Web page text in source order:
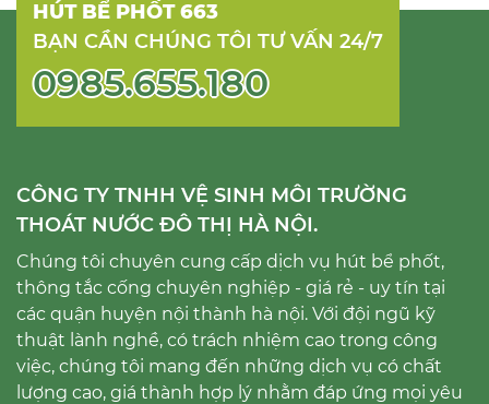
HÚT BỂ PHỐT 663
BẠN CẦN CHÚNG TÔI TƯ VẤN 24/7
0985.655.180
CÔNG TY TNHH VỆ SINH MÔI TRƯỜNG
THOÁT NƯỚC ĐÔ THỊ HÀ NỘI.
Chúng tôi chuyên cung cấp dịch vụ hút bể phốt,
thông tắc cống chuyên nghiệp - giá rẻ - uy tín tại
các quận huyện nội thành hà nội. Với đội ngũ kỹ
thuật lành nghề, có trách nhiệm cao trong công
việc, chúng tôi mang đến những dịch vụ có chất
lượng cao, giá thành hợp lý nhằm đáp ứng mọi yêu